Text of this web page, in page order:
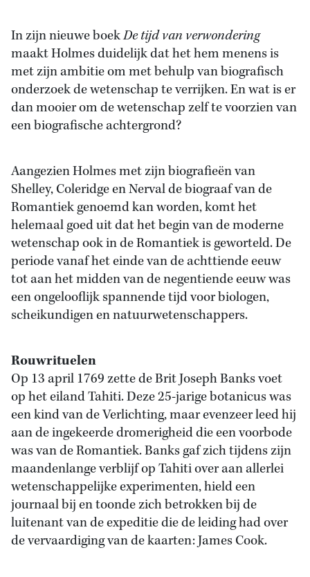
In zijn nieuwe boekDe tijd van verwondering
maakt Holmes duidelijk dat het hem menens is
met zijn ambitie om met behulp van biografisch
onderzoek de wetenschap te verrijken. En wat is er
dan mooier om de wetenschap zelf te voorzien van
een biografische achtergrond?
Aangezien Holmes met zijn biografieën van
Shelley, Coleridge en Nerval de biograaf van de
Romantiek genoemd kan worden, komt het
helemaal goed uit dat het begin van de moderne
wetenschap ook in de Romantiek is geworteld. De
periode vanaf het einde van de achttiende eeuw
tot aan het midden van de negentiende eeuw was
een ongelooflijk spannende tijd voor biologen,
scheikundigen en natuurwetenschappers.
Rouwrituelen
Op 13 april 1769 zette de Brit Joseph Banks voet
op het eiland Tahiti. Deze 25-jarige botanicus was
een kind van de Verlichting, maar evenzeer leed hij
aan de ingekeerde dromerigheid die een voorbode
was van de Romantiek. Banks gaf zich tijdens zijn
maandenlange verblijf op Tahiti over aan allerlei
wetenschappelijke experimenten, hield een
journaal bij en toonde zich betrokken bij de
luitenant van de expeditie die de leiding had over
de vervaardiging van de kaarten: James Cook.